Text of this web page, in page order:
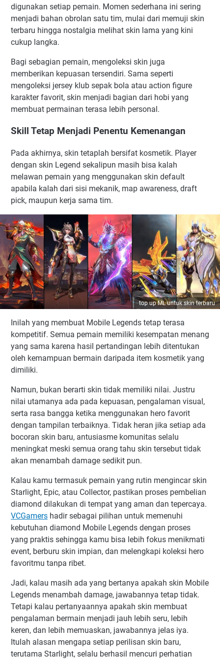
digunakan setiap pemain. Momen sederhana ini sering
menjadi bahan obrolan satu tim, mulai dari memuji skin
terbaru hingga nostalgia melihat skin lama yang kini
cukup langka.
Bagi sebagian pemain, mengoleksi skin juga
memberikan kepuasan tersendiri. Sama seperti
mengoleksi jersey klub sepak bola atau action figure
karakter favorit, skin menjadi bagian dari hobi yang
membuat permainan terasa lebih personal.
Skill Tetap Menjadi Penentu Kemenangan
Pada akhirnya, skin tetaplah bersifat kosmetik. Player
dengan skin Legend sekalipun masih bisa kalah
melawan pemain yang menggunakan skin default
apabila kalah dari sisi mekanik, map awareness, draft
pick, maupun kerja sama tim.
top up ML untuk skin terbaru
Inilah yang membuat Mobile Legends tetap terasa
kompetitif. Semua pemain memiliki kesempatan menang
yang sama karena hasil pertandingan lebih ditentukan
oleh kemampuan bermain daripada item kosmetik yang
dimiliki.
Namun, bukan berarti skin tidak memiliki nilai. Justru
nilai utamanya ada pada kepuasan, pengalaman visual,
serta rasa bangga ketika menggunakan hero favorit
dengan tampilan terbaiknya. Tidak heran jika setiap ada
bocoran skin baru, antusiasme komunitas selalu
meningkat meski semua orang tahu skin tersebut tidak
akan menambah damage sedikit pun.
Kalau kamu termasuk pemain yang rutin mengincar skin
Starlight, Epic, atau Collector, pastikan proses pembelian
diamond dilakukan di tempat yang aman dan tepercaya.
VCGamers hadir sebagai pilihan untuk memenuhi
kebutuhan diamond Mobile Legends dengan proses
yang praktis sehingga kamu bisa lebih fokus menikmati
event, berburu skin impian, dan melengkapi koleksi hero
favoritmu tanpa ribet.
Jadi, kalau masih ada yang bertanya apakah skin Mobile
Legends menambah damage, jawabannya tetap tidak.
Tetapi kalau pertanyaannya apakah skin membuat
pengalaman bermain menjadi jauh lebih seru, lebih
keren, dan lebih memuaskan, jawabannya jelas iya.
Itulah alasan mengapa setiap perilisan skin baru,
terutama Starlight, selalu berhasil mencuri perhatian